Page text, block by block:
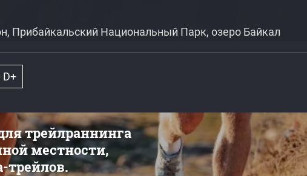
Прибайкальский Национальный Парк, озеро Байкал
D+
трейлраннинга
местности,
трейлов.